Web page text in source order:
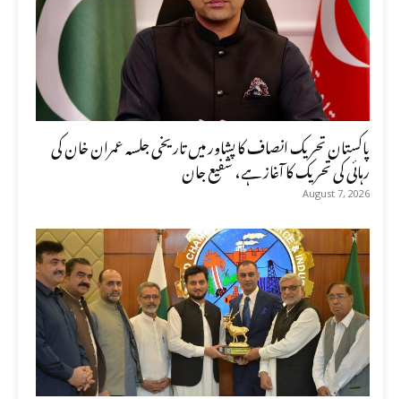
پاکستان تحریک انصاف کا پشاور میں تاریخی جلسہ عمران خان کی
رہائی کی تحریک کا آغاز ہے، شفیع جان
August 7, 2026